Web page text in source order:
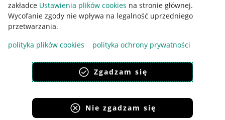
zakładce Ustawienia plików cookies na stronie głównej.
Wycofanie zgody nie wpływa na legalność uprzedniego
przetwarzania.
polityka plików cookies
polityka ochrony prywatności
Zgadzam się
Nie zgadzam się
Korzystanie z serwisu oznacza akceptacjęregulaminu